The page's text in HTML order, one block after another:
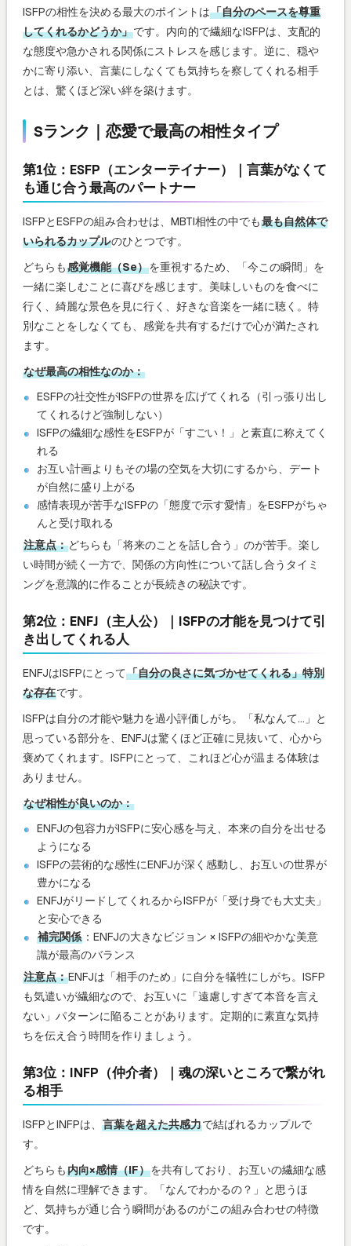
ISFPの相性を決める最大のポイントは「自分のペースを尊重
してくれるかどうか」です。内向的で繊細なISFPは、支配的
な態度や急かされる関係にストレスを感じます。逆に、穏や
かに寄り添い、言葉にしなくても気持ちを察してくれる相手
とは、驚くほど深い絆を築けます。
Sランク｜恋愛で最高の相性タイプ
第1位：ESFP（エンターテイナー）｜言葉がなくて
も通じ合う最高のパートナー
ISFPとESFPの組み合わせは、MBTI相性の中でも最も自然体で
いられるカップルのひとつです。
どちらも感覚機能（Se）を重視するため、「今この瞬間」を
一緒に楽しむことに喜びを感じます。美味しいものを食べに
行く、綺麗な景色を見に行く、好きな音楽を一緒に聴く。特
別なことをしなくても、感覚を共有するだけで心が満たされ
ます。
なぜ最高の相性なのか：
ESFPの社交性がISFPの世界を広げてくれる（引っ張り出し
てくれるけど強制しない）
ISFPの繊細な感性をESFPが「すごい！」と素直に称えてく
れる
お互い計画よりもその場の空気を大切にするから、デート
が自然に盛り上がる
感情表現が苦手なISFPの「態度で示す愛情」をESFPがちゃ
んと受け取れる
注意点：どちらも「将来のことを話し合う」のが苦手。楽し
い時間が続く一方で、関係の方向性について話し合うタイミ
ングを意識的に作ることが長続きの秘訣です。
第2位：ENFJ（主人公）｜ISFPの才能を見つけて引
き出してくれる人
ENFJはISFPにとって「自分の良さに気づかせてくれる」特別
な存在です。
ISFPは自分の才能や魅力を過小評価しがち。「私なんて…」と
思っている部分を、ENFJは驚くほど正確に見抜いて、心から
褒めてくれます。ISFPにとって、これほど心が温まる体験は
ありません。
なぜ相性が良いのか：
ENFJの包容力がISFPに安心感を与え、本来の自分を出せる
ようになる
ISFPの芸術的な感性にENFJが深く感動し、お互いの世界が
豊かになる
ENFJがリードしてくれるからISFPが「受け身でも大丈夫」
と安心できる
補完関係 ：ENFJの大きなビジョン × ISFPの細やかな美意
識が最高のバランス
注意点：ENFJは「相手のため」に自分を犠牲にしがち。ISFP
も気遣いが繊細なので、お互いに「遠慮しすぎて本音を言え
ない」パターンに陥ることがあります。定期的に素直な気持
ちを伝え合う時間を作りましょう。
第3位：INFP（仲介者）｜魂の深いところで繋がれ
る相手
ISFPとINFPは、 言葉を超えた共感力で結ばれるカップルで
す。
どちらも内向×感情（IF）を共有しており、お互いの繊細な感
情を自然に理解できます。「なんでわかるの？」と思うほ
ど、気持ちが通じ合う瞬間があるのがこの組み合わせの特徴
です。